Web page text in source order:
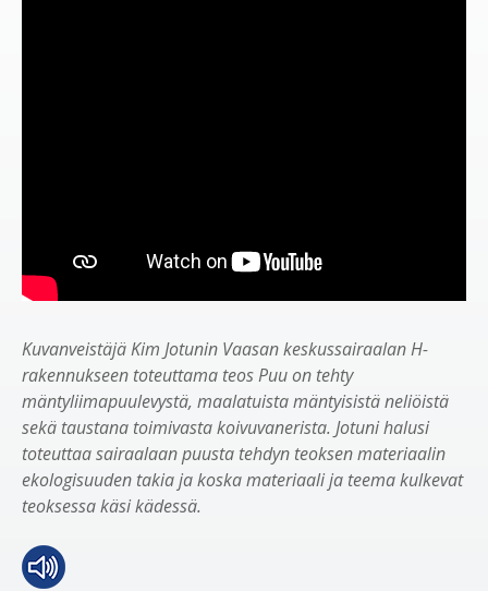
Kuvanveistäjä Kim Jotunin Vaasan keskussairaalan H-
rakennukseen toteuttama teos Puu on tehty
mäntyliimapuulevystä, maalatuista mäntyisistä neliöistä
sekä taustana toimivasta koivuvanerista. Jotuni halusi
toteuttaa sairaalaan puusta tehdyn teoksen materiaalin
ekologisuuden takia ja koska materiaali ja teema kulkevat
teoksessa käsi kädessä.